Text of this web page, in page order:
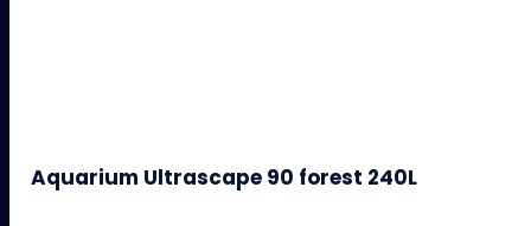
Aquarium Ultrascape 90 forest 240L